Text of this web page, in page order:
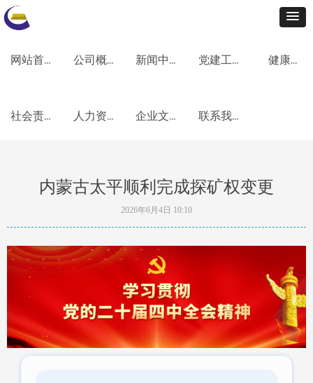
网站首页 公司概况 新闻中心 党建工作 健康安全环保
社会责任 人力资源 企业文化 联系我们
内蒙古太平顺利完成探矿权变更
2026年6月4日 10:10